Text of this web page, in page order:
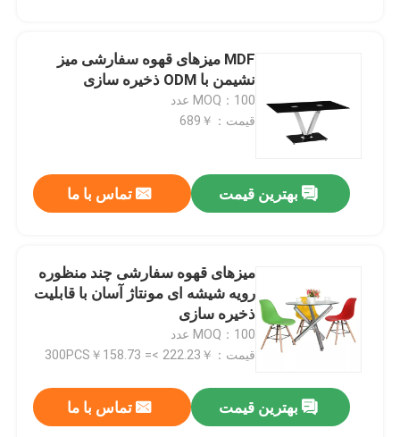
MDF میزهای قهوه سفارشی میز
نشیمن با ODM ذخیره سازی
MOQ：100 عدد
قیمت：￥689
بهترین قیمت تماس با ما
میزهای قهوه سفارشی چند منظوره
رویه شیشه ای مونتاژ آسان با قابلیت
ذخیره سازی
MOQ：100 عدد
قیمت：￥222.23 >= 300PCS￥158.73
بهترین قیمت تماس با ما